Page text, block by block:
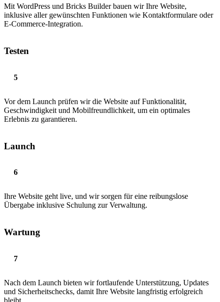
Mit WordPress und Bricks Builder bauen wir Ihre Website,
inklusive aller gewünschten Funktionen wie Kontaktformulare oder
E-Commerce-Integration.
Testen
Vor dem Launch prüfen wir die Website auf Funktionalität,
Geschwindigkeit und Mobilfreundlichkeit, um ein optimales
Erlebnis zu garantieren.
Launch
Ihre Website geht live, und wir sorgen für eine reibungslose
Übergabe inklusive Schulung zur Verwaltung.
Wartung
Nach dem Launch bieten wir fortlaufende Unterstützung, Updates
und Sicherheitschecks, damit Ihre Website langfristig erfolgreich
bleibt.